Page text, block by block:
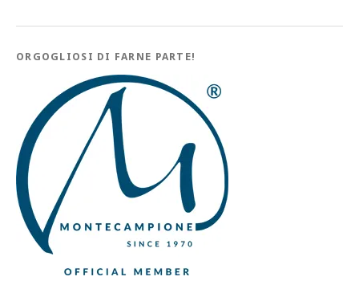
ORGOGLIOSI DI FARNE PARTE!